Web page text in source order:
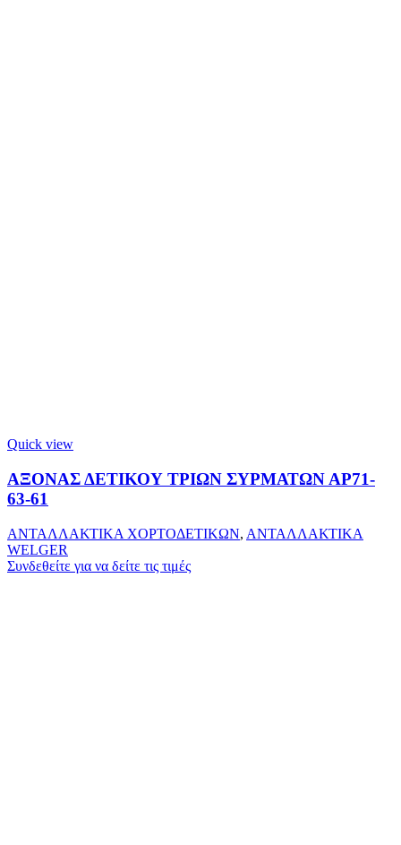
Quick view
ΑΞΟΝΑΣ ΔΕΤΙΚΟΥ ΤΡΙΩΝ ΣΥΡΜΑΤΩΝ ΑΡ71-
63-61
ΑΝΤΑΛΛΑΚΤΙΚΑ ΧΟΡΤΟΔΕΤΙΚΩΝ, ΑΝΤΑΛΛΑΚΤΙΚΑ
WELGER
Συνδεθείτε για να δείτε τις τιμές